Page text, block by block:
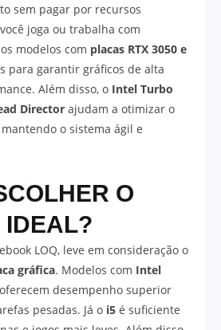
sem pagar por recursos
joga ou trabalha com
modelos com placas RTX 3050 e
para garantir gráficos de alta
Além disso, o Intel Turbo
Director ajudam a otimizar o
o sistema ágil e
O
IDEAL?
LOQ, leve em consideração o
gráfica. Modelos com Intel
oferecem desempenho superior
pesadas. Já o i5 é suficiente